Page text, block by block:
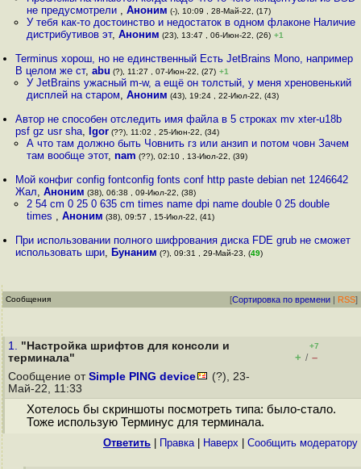
не предусмотрели , Аноним (-), 10:09 , 28-Май-22, (17)
У тебя как-то достоинство и недостаток в одном флаконе Наличие
дистрибутивов эт, Аноним (23), 13:47 , 06-Июн-22, (26) +1
Terminus хорош, но не единственный Есть JetBrains Mono, например
В целом же ст,abu (?), 11:27 , 07-Июн-22, (27) +1
У JetBrains ужасный m-w, а ещё он толстый, у меня хреновенький
дисплей на старом, Аноним (43), 19:24 , 22-Июл-22, (43)
Автор не способен отследить имя файла в 5 строках mv xter-u18b
psf gz usr sha, Igor (??), 11:02 , 25-Июн-22, (34)
А что там должно быть Човнить гз или анзип и потом човн Зачем
там вообще этот, nam (??), 02:10 , 13-Июл-22, (39)
Мой конфиг config fontconfig fonts conf http paste debian net 1246642
Жал,Аноним (38), 06:38 , 09-Июл-22, (38)
2 54 cm 0 25 0 635 cm times name dpi name double 0 25 double
times , Аноним (38), 09:57 , 15-Июл-22, (41)
При использовании полного шифрования диска FDE grub не сможет
использовать шри, Бунаним (?), 09:31 , 29-Май-23, (49)
Сообщения [Сортировка по времени | RSS]
1. "Настройка шрифтов для консоли и
терминала"
+7
+ / –
Сообщение от Simple PING device
(?), 23-
Май-22, 11:33
Хотелось бы скриншоты посмотреть типа: было-стало.
Тоже использую Терминус для терминала.
Ответить Правка| Наверх Cообщить модератору